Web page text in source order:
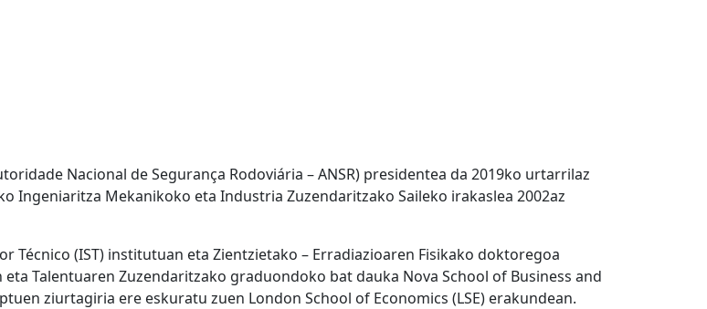
Nacional de Segurança Rodoviária – ANSR) presidentea da 2019ko urtarrilaz
Mekanikoko eta Industria Zuzendaritzako Saileko irakaslea 2002az
Técnico (IST) institutuan eta Zientzietako – Erradiazioaren Fisikako doktoregoa
Talentuaren Zuzendaritzako graduondoko bat dauka Nova School of Business and
ziurtagiria ere eskuratu zuen London School of Economics (LSE) erakundean.